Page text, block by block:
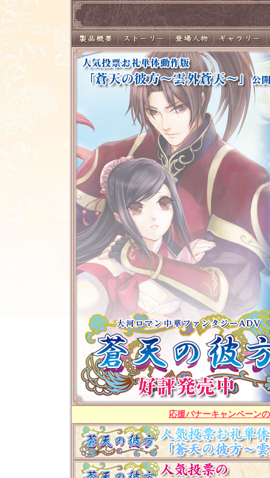
応援バナーキャンペーン